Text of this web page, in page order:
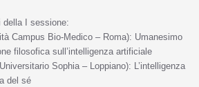
della I sessione:
Campus Bio-Medico – Roma): Umanesimo
filosofica sull’intelligenza artificiale
Sophia – Loppiano): L’intelligenza
del sé